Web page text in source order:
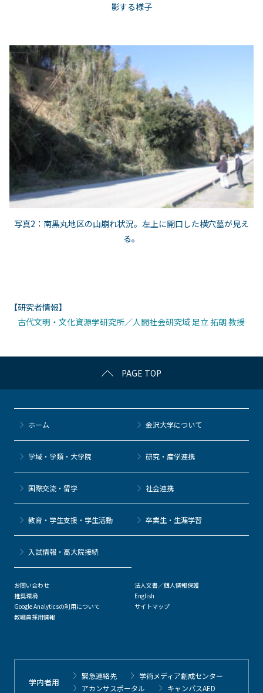
影する様子
写真2 ：南黒丸地区の山崩れ状況。左上に開口した横穴墓が見え
る。
【研究者情報】
古代文明・文化資源学研究所／人間社会研究域 足立 拓朗 教授
PAGE TOP
ホーム 金沢大学について
学域・学類・大学院 研究・産学連携
国際交流・留学 社会連携
教育・学生支援・学生活動 卒業生・生涯学習
⼊試情報・高大院接続
お問い合わせ
推奨環境
Google Analyticsの利用について
教職員採用情報
法人文書／個人情報保護
English
サイトマップ
学内者用
緊急連絡先
学術メディア創成センター
アカンサスポータル
キャンパスAED